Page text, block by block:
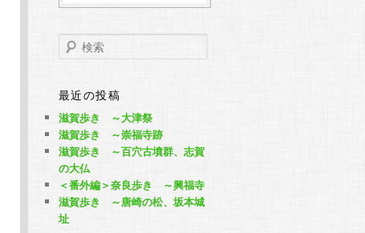
検
索
最近の投稿
滋賀歩き ～大津祭
滋賀歩き ～崇福寺跡
滋賀歩き ～百穴古墳群、志賀
の大仏
＜番外編＞奈良歩き ～興福寺
滋賀歩き ～唐崎の松、坂本城
址